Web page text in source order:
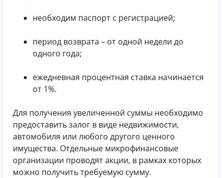
необходим паспорт с регистрацией;
период возврата – от одной недели до
одного года;
ежедневная процентная ставка начинается
от 1%.
Для получения увеличенной суммы необходимо
предоставить залог в виде недвижимости,
автомобиля или любого другого ценного
имущества. Отдельные микрофинансовые
организации проводят акции, в рамках которых
можно получить требуемую сумму.